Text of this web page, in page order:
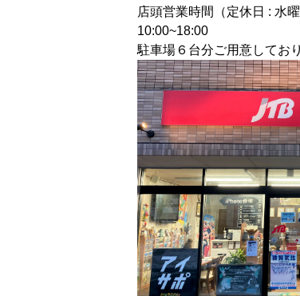
店頭営業時間（定休日 : 水曜
10:00~18:00
駐車場６台分ご用意してお